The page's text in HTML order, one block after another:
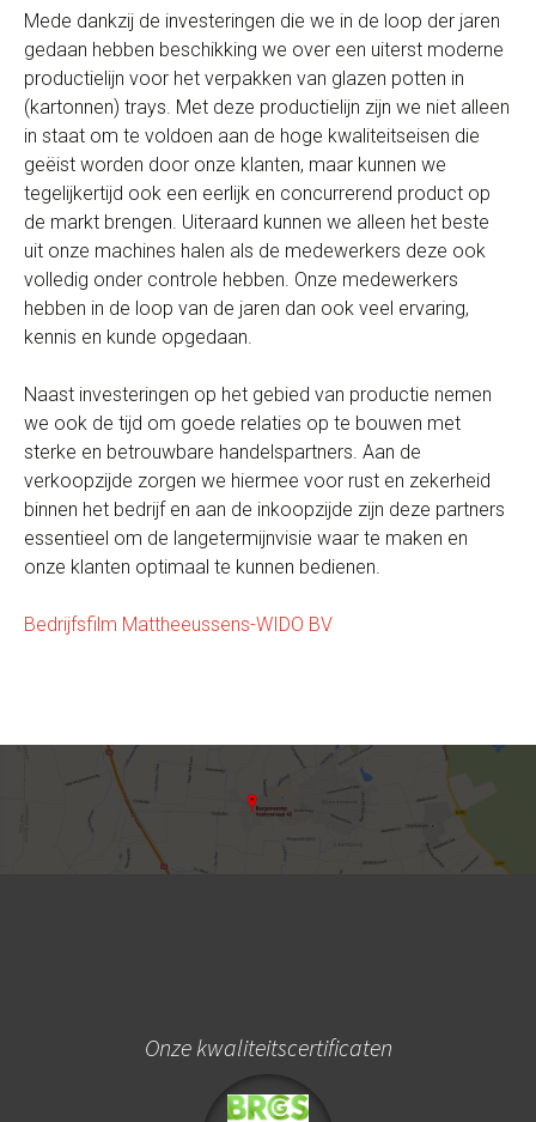
Mede dankzij de investeringen die we in de loop der jaren
gedaan hebben beschikking we over een uiterst moderne
productielijn voor het verpakken van glazen potten in
(kartonnen) trays. Met deze productielijn zijn we niet alleen
in staat om te voldoen aan de hoge kwaliteitseisen die
geëist worden door onze klanten, maar kunnen we
tegelijkertijd ook een eerlijk en concurrerend product op
de markt brengen. Uiteraard kunnen we alleen het beste
uit onze machines halen als de medewerkers deze ook
volledig onder controle hebben. Onze medewerkers
hebben in de loop van de jaren dan ook veel ervaring,
kennis en kunde opgedaan.
Naast investeringen op het gebied van productie nemen
we ook de tijd om goede relaties op te bouwen met
sterke en betrouwbare handelspartners. Aan de
verkoopzijde zorgen we hiermee voor rust en zekerheid
binnen het bedrijf en aan de inkoopzijde zijn deze partners
essentieel om de langetermijnvisie waar te maken en
onze klanten optimaal te kunnen bedienen.
Bedrijfsfilm Mattheeussens-WIDO BV
Onze kwaliteitscertificaten